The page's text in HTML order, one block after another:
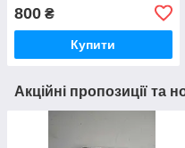
800 ₴
Купити
Акційні пропозиції та